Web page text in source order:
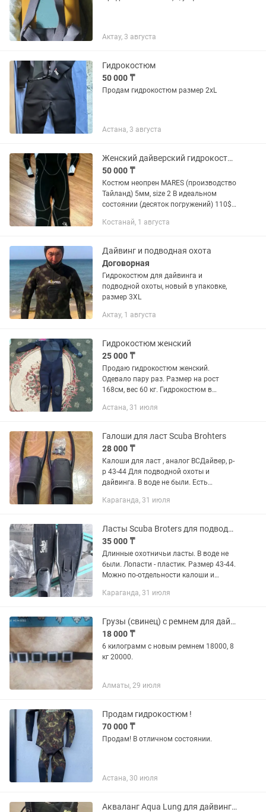
Актау, 3 августа
Гидрокостюм
50 000 ₸
Продам гидрокостюм размер 2xL
Астана, 3 августа
Женский дайверский гидрокостюм
50 000 ₸
Костюм неопрен MARES (производство
Тайланд) 5мм, size 2 В идеальном
состоянии (десяток погружений) 110$
Костанай, 1 августа
Дайвинг и подводная охота
Договорная
Гидрокостюм для дайвинга и
подводной охоты, новый в упаковке,
размер 3XL
Актау, 1 августа
Гидрокостюм женский
25 000 ₸
Продаю гидрокостюм женский.
Одевало пару раз. Размер на рост
168см, вес 60 кг. Гидрокостюм в
Астана, 31 июля
Галоши для ласт Scuba Brohters
28 000 ₸
Калоши для ласт , аналог ВСДайвер, р-
р 43-44 Для подводной охоты и
дайвинга. В воде не были. Есть
Караганда, 31 июля
Ласты Scuba Broters для подводной охоты
35 000 ₸
Длинные охотничьи ласты. В воде не
были. Лопасти - пластик. Размер 43-44.
Можно по-отдельности калоши и
Караганда, 31 июля
Грузы (свинец) с ремнем для дайвинга и подводной охоты.
18 000 ₸
6 килограмм с новым ремнем 18000, 8
кг 20000.
Алматы, 29 июля
Продам гидрокостюм !
70 000 ₸
Продам! В отличном состоянии.
Астана, 30 июля
Акваланг Aqua Lung для дайвинга.